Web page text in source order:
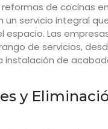
de cocinas
un servicio integral
espacio. Las
de servicios,
instalación de
y